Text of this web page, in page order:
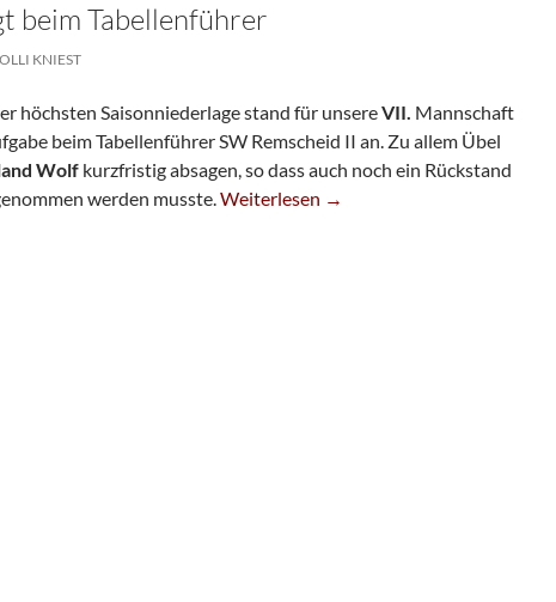
beim Tabellenführer
OLLI KNIEST
höchsten Saisonniederlage stand für unsereVII. Mannschaft
beim Tabellenführer SW Remscheid II an. Zu allem Übel
Wolf kurzfristig absagen, so dass auch noch ein Rückstand
werden musste.Siebte Unterliegt Beim Tabellenführer
Weiterlesen →